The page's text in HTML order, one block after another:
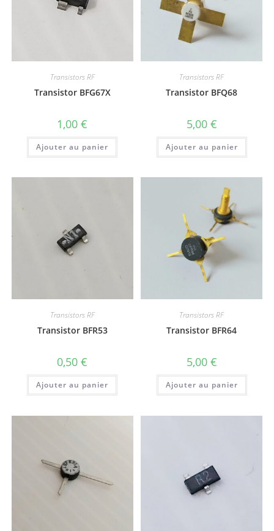
Transistors RF
Transistor BFG67X
1,00€
Ajouter au panier
Transistors RF
Transistor BFQ68
5,00 €
Ajouter au panier
Transistors RF
Transistor BFR53
0,50€
Ajouter au panier
Transistors RF
Transistor BFR64
5,00 €
Ajouter au panier